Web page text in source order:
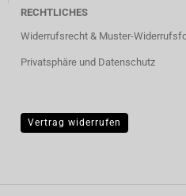
RECHTLICHES
Widerrufsrecht & Muster-
Privatsphäre und Datenschutz
Vertrag widerrufen